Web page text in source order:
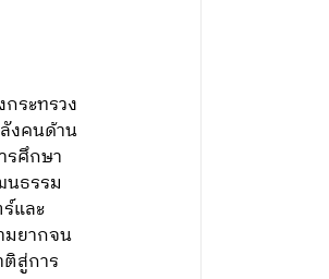
ระทรวง
งคนด้าน
รศึกษา
นธรรม
และ
มยากจน
สู่การ